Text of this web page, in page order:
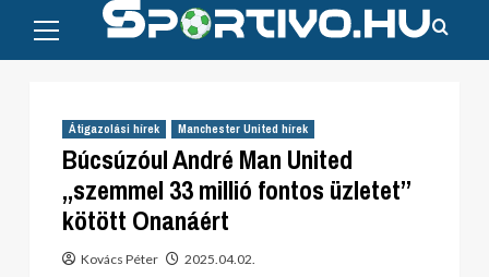
content
Menu
Átigazolási hírek Manchester United hírek
Búcsúzóul André Man United
„szemmel 33 millió fontos üzletet”
kötött Onanáért
Kovács Péter 2025.04.02.